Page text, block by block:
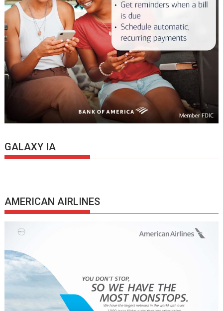
GALAXY IA
AMERICAN AIRLINES